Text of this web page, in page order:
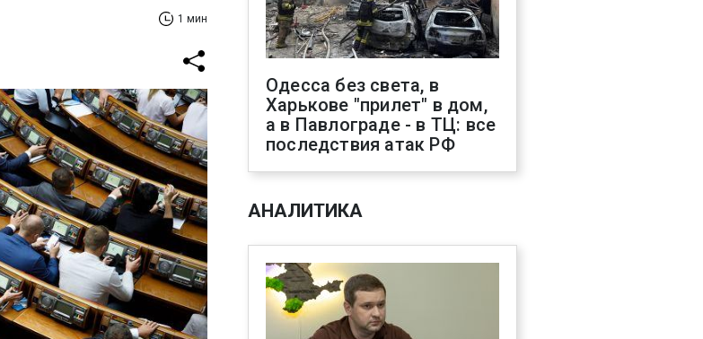
1 мин
Одесса без света, в
Харькове "прилет" в дом,
а в Павлограде - в ТЦ: все
последствия атак РФ
АНАЛИТИКА